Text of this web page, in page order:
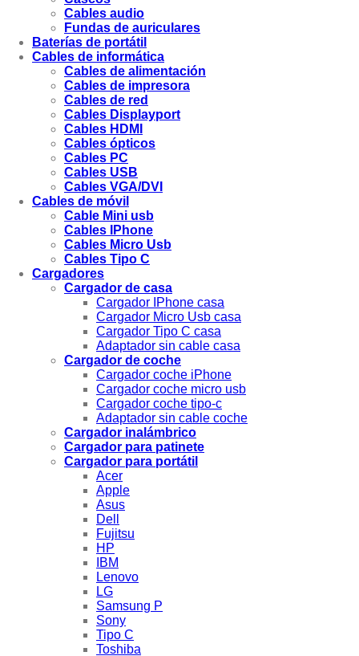
Cables audio
Fundas de auriculares
Baterías de portátil
Cables de informática
Cables de alimentación
Cables de impresora
Cables de red
Cables Displayport
Cables HDMI
Cables ópticos
Cables PC
Cables USB
Cables VGA/DVI
Cables de móvil
Cable Mini usb
Cables IPhone
Cables Micro Usb
Cables Tipo C
Cargadores
Cargador de casa
Cargador IPhone casa
Cargador Micro Usb casa
Cargador Tipo C casa
Adaptador sin cable casa
Cargador de coche
Cargador coche iPhone
Cargador coche micro usb
Cargador coche tipo-c
Adaptador sin cable coche
Cargador inalámbrico
Cargador para patinete
Cargador para portátil
Acer
Apple
Asus
Dell
Fujitsu
HP
IBM
Lenovo
LG
Samsung P
Sony
Tipo C
Toshiba